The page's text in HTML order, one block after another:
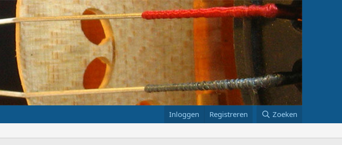
Inloggen Registreren Zoeken